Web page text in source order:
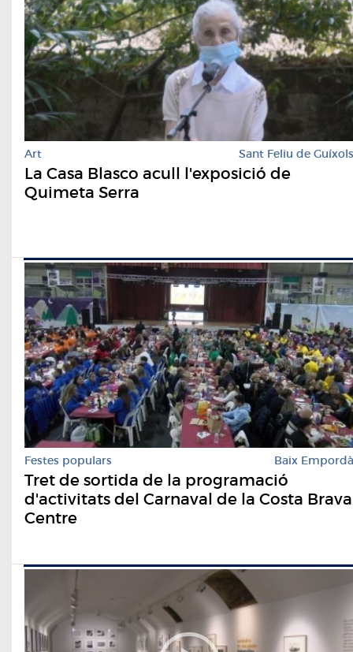
Art Sant Feliu de Guíxols
La Casa Blasco acull l'exposició de
Quimeta Serra
Festes populars Baix Empordà
Tret de sortida de la programació
d'activitats del Carnaval de la Costa Brava
Centre